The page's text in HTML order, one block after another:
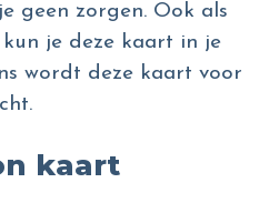
geen zorgen. Ook als
je deze kaart in je
wordt deze kaart voor
kaart